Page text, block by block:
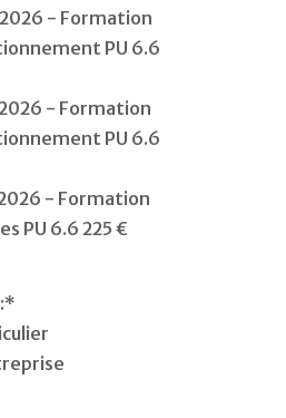
- Formation
PU 6.6
- Formation
PU 6.6
- Formation
PU 6.6 225 €
*